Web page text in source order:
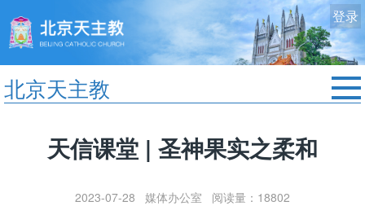
登录
北京天主教
教区动态天信课堂 | 圣神果实之柔和
2023-07-28 媒体办公室 阅读量：18802